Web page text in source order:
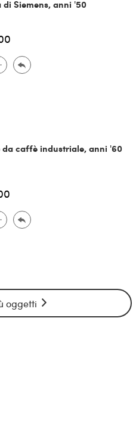
Siemens, anni '50
da caffè industriale, anni '60
oggetti